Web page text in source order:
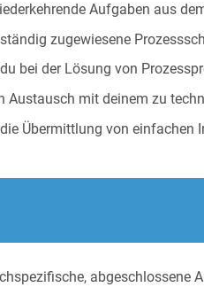
Aufgaben aus
zugewiesene
bei der Lösung von
Austausch mit deinem zu
Übermittlung von
abgeschlossene